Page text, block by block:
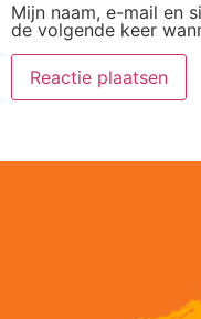
Mijn naam, e-mail en
de volgende keer